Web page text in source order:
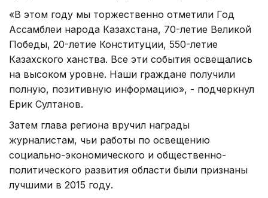
«В этом году мы торжественно отметили Год
Ассамблеи народа Казахстана, 70-летие Великой
Победы, 20-летие Конституции, 550-летие
Казахского ханства. Все эти события освещались
на высоком уровне. Наши граждане получили
полную, позитивную информацию», - подчеркнул
Ерик Султанов.
Затем глава региона вручил награды
журналистам, чьи работы по освещению
социально-экономического и общественно-
политического развития области были признаны
лучшими в 2015 году.